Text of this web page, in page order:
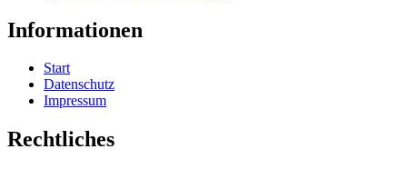
Informationen
Start
Datenschutz
Impressum
Rechtliches